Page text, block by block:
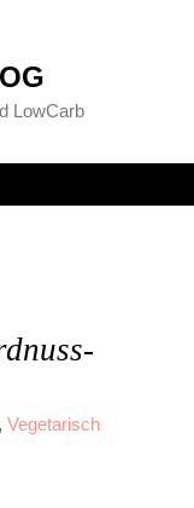
LowCarb
, Vegetarisch